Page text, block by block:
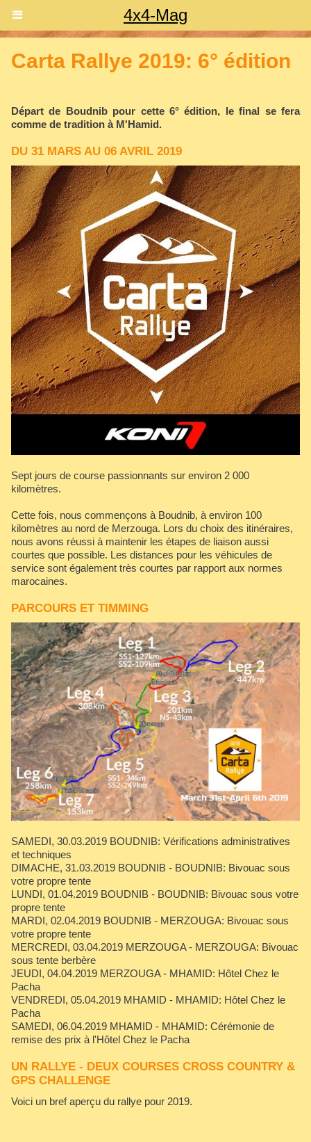
4x4-Mag
Carta Rallye 2019: 6° édition
Départ de Boudnib pour cette 6° édition, le final se fera
comme de tradition à M'Hamid.
DU 31 MARS AU 06 AVRIL 2019
Sept jours de course passionnants sur environ 2 000
kilomètres.
Cette fois, nous commençons à Boudnib, à environ 100
kilomètres au nord de Merzouga. Lors du choix des itinéraires,
nous avons réussi à maintenir les étapes de liaison aussi
courtes que possible. Les distances pour les véhicules de
service sont également très courtes par rapport aux normes
marocaines.
PARCOURS ET TIMMING
SAMEDI, 30.03.2019 BOUDNIB: Vérifications administratives
et techniques
DIMACHE, 31.03.2019 BOUDNIB - BOUDNIB: Bivouac sous
votre propre tente
LUNDI, 01.04.2019 BOUDNIB - BOUDNIB: Bivouac sous votre
propre tente
MARDI, 02.04.2019 BOUDNIB - MERZOUGA: Bivouac sous
votre propre tente
MERCREDI, 03.04.2019 MERZOUGA - MERZOUGA: Bivouac
sous tente berbère
JEUDI, 04.04.2019 MERZOUGA - MHAMID: Hôtel Chez le
Pacha
VENDREDI, 05.04.2019 MHAMID - MHAMID: Hôtel Chez le
Pacha
SAMEDI, 06.04.2019 MHAMID - MHAMID: Cérémonie de
remise des prix à l'Hôtel Chez le Pacha
UN RALLYE - DEUX COURSES CROSS COUNTRY &
GPS CHALLENGE
Voici un bref aperçu du rallye pour 2019.